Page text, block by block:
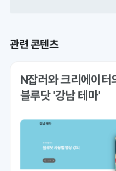
관련 콘텐츠
N잡러와 크리에이터
블루닷 '강남 테마'